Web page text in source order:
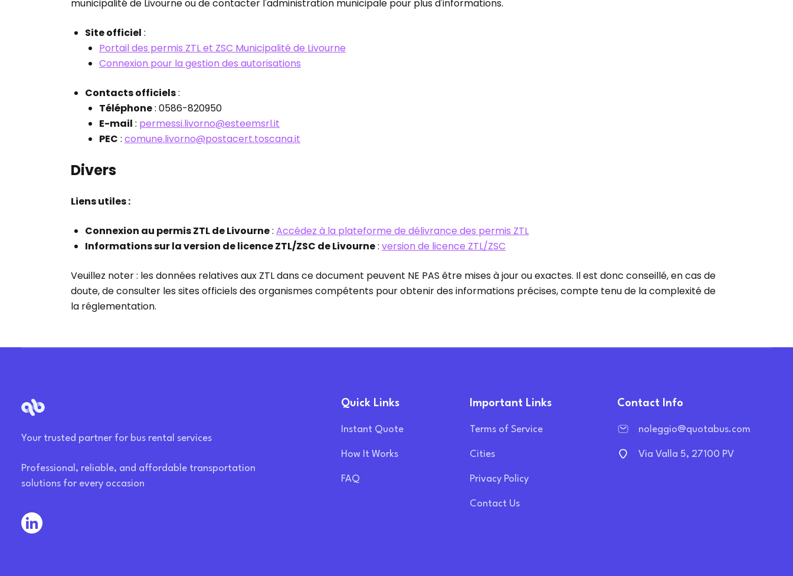
municipalité de Livourne ou de contacter l'administration municipale pour plus d'informations.
Site officiel :
Portail des permis ZTL et ZSC Municipalité de Livourne
Connexion pour la gestion des autorisations
Contacts officiels:
Téléphone: 0586-820950
E-mail : permessi.livorno@esteemsrl.it
PEC : comune.livorno@postacert.toscana.it
Divers
Liens utiles :
Connexion au permis ZTL de Livourne: Accédez à la plateforme de délivrance des permis ZTL
Informations sur la version de licence ZTL/ZSC de Livourne: version de licence ZTL/ZSC
Veuillez noter : les données relatives aux ZTL dans ce document peuvent NE PAS être mises à jour ou exactes. Il est donc conseillé, en cas de
doute, de consulter les sites officiels des organismes compétents pour obtenir des informations précises, compte tenu de la complexité de
la réglementation.
Your trusted partner for bus rental services
Professional, reliable, and affordable transportation
solutions for every occasion
Quick Links
Instant Quote
How It Works
FAQ
Important Links
Terms of Service
Cities
Privacy Policy
Contact Us
Contact Info
noleggio@quotabus.com
Via Valla 5, 27100 PV